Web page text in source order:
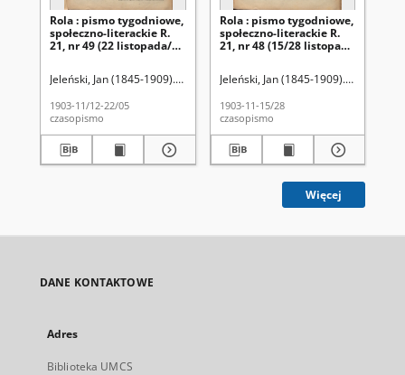
Rola : pismo tygodniowe,
społeczno-literackie R.
21, nr 49 (22 listopada/5
Jeleński, Jan (1845-1909). Red.
1903-11/12-22/05
czasopismo
Rola : pismo tygodniowe,
społeczno-literackie R.
21, nr 48 (15/28 listopada
Jeleński, Jan (1845-1909). Red.
1903-11-15/28
czasopismo
Więcej
DANE KONTAKTOWE
Adres
Biblioteka UMCS